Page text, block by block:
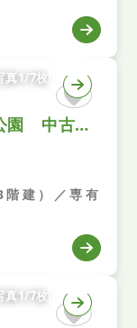
真1/7枚
シーアイマンション鶴見緑地公園 中古マンション
建）／専有
真1/7枚